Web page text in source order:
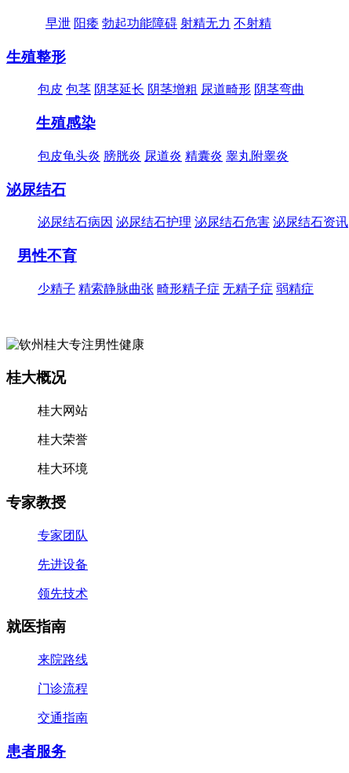
早泄 阳痿 勃起功能障碍 射精无力 不射精
生殖整形
包皮 包茎 阴茎延长 阴茎增粗 尿道畸形 阴茎弯曲
生殖感染
包皮龟头炎 膀胱炎 尿道炎 精囊炎 睾丸附睾炎
泌尿结石
泌尿结石病因 泌尿结石护理 泌尿结石危害 泌尿结石资讯
男性不育
少精子 精索静脉曲张 畸形精子症 无精子症 弱精症
桂大概况
桂大网站
桂大荣誉
桂大环境
专家教授
专家团队
先进设备
领先技术
就医指南
来院路线
门诊流程
交通指南
患者服务